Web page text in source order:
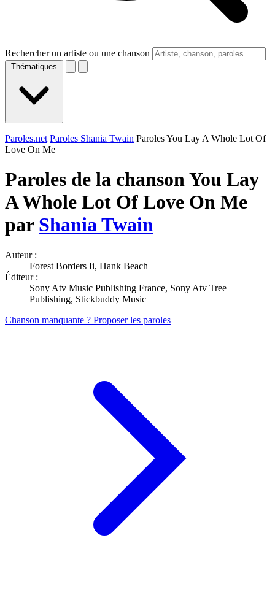
Rechercher un artiste ou une chanson
Thématiques
Paroles.net Paroles Shania Twain Paroles You Lay A Whole Lot Of
Love On Me
Paroles de la chanson You Lay
A Whole Lot Of Love On Me
par Shania Twain
Auteur :
Forest Borders Ii, Hank Beach
Éditeur :
Sony Atv Music Publishing France, Sony Atv Tree
Publishing, Stickbuddy Music
Chanson manquante ? Proposer les paroles